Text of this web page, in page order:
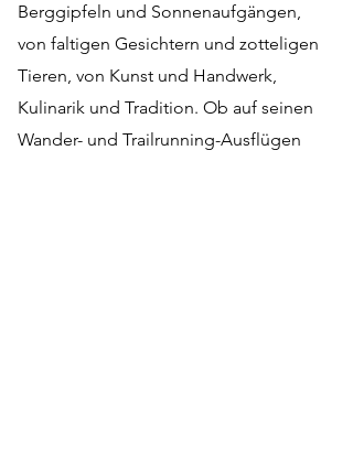
Berggipfeln und Sonnenaufgängen,
von faltigen Gesichtern und zotteligen
Tieren, von Kunst und Handwerk,
Kulinarik und Tradition. Ob auf seinen
Wander- und Trailrunning-Ausflügen